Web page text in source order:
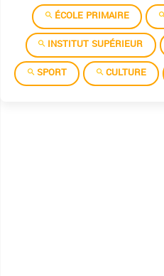
ÉCOLE PRIMAIRE
INSTITUT SUPÉRIEUR
SPORT
CULTURE